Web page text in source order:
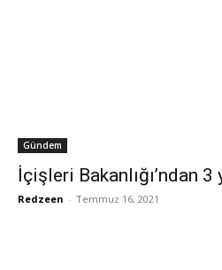
Gündem
İçişleri Bakanlığı’ndan 3
Redzeen - Temmuz 16, 2021